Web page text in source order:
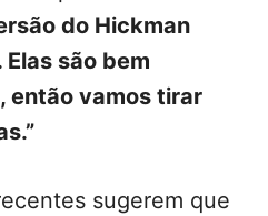
do Hickman
são bem
então vamos tirar
sugerem que